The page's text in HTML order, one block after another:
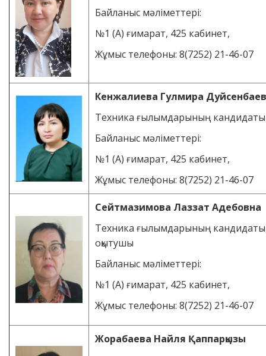
Байланыс мәліметтері:
№1 (А) ғимарат, 425 кабинет,
Жұмыс телефоны: 8(7252) 21-46-07
Кенжалиева Гулмира
Техника ғылымдарының
Байланыс мәліметтері:
№1 (А) ғимарат, 425 кабинет,
Жұмыс телефоны: 8(7252) 21-46-07
Сейтмазимова Лаззат Адебовна
Техника ғылымдарының
оқытушы
Байланыс мәліметтері:
№1 (А) ғимарат, 425 кабинет,
Жұмыс телефоны: 8(7252) 21-46-07
Жорабаева Найля Қаппарқызы